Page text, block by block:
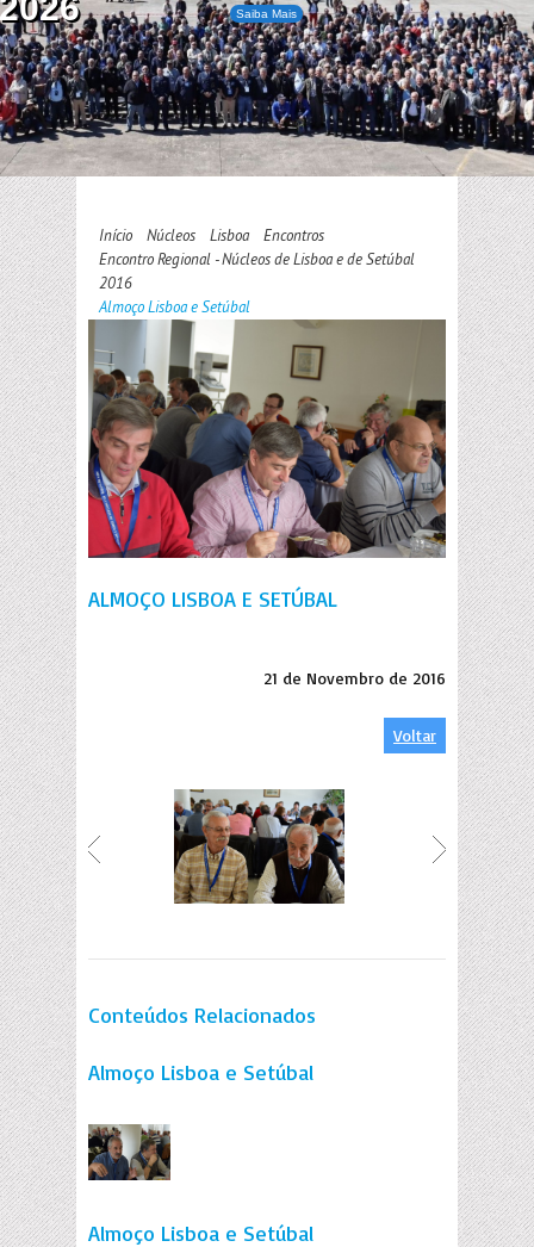
Saiba Mais
Início Núcleos Lisboa
Encontros
Encontro Regional - Núcleos de Lisboa e de Setúbal
2016
Almoço Lisboa e Setúbal
ALMOÇO LISBOA E SETÚBAL
21 de Novembro de 2016
Voltar
Conteúdos Relacionados
Almoço Lisboa e Setúbal
Almoço Lisboa e Setúbal